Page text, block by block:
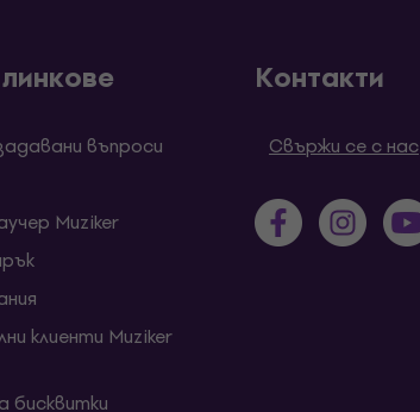
въпроси
Muziker
клиенти Muziker
бисквитки
Контакти
Свържи се с нас